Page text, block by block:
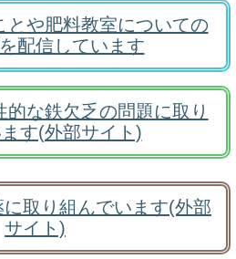
とや肥料教室についての
配信しています
的な鉄欠乏の問題に取り
す(外部サイト)
取り組んでいます(外部
サイト)